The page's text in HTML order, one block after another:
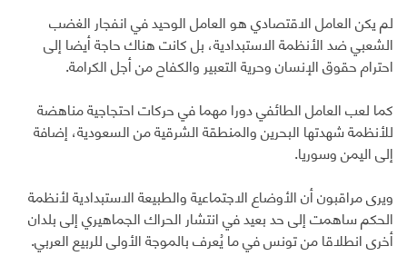
لم يكن العامل الاقتصادي هو العامل الوحيد في انفجار الغضب
الشعبي ضد الأنظمة الاستبدادية، بل كانت هناك حاجة أيضا إلى
احترام حقوق الإنسان وحرية التعبير والكفاح من أجل الكرامة.
كما لعب العامل الطائفي دورا مهما في حركات احتجاجية مناهضة
للأنظمة شهدتها البحرين والمنطقة الشرقية من السعودية، إضافة
إلى اليمن وسوريا.
ويرى مراقبون أن الأوضاع الاجتماعية والطبيعة الاستبدادية لأنظمة
الحكم ساهمت إلى حد بعيد في انتشار الحراك الجماهيري إلى بلدان
أخرى انطلاقا من تونس في ما يُعرف بالموجة الأولى للربيع العربي.